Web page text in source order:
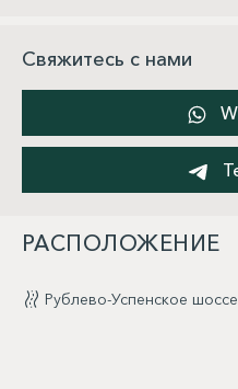
Свяжитесь с нами
РАСПОЛОЖЕНИЕ
Рублево-Успенское шоссе